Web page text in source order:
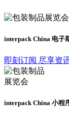
interpack China 电子
即刻订阅 尽享资
interpack China 小程